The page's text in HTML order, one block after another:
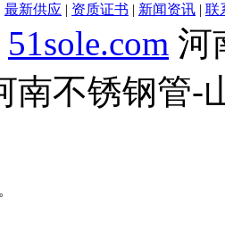
最新供应 | 资质证书 | 新闻资讯 | 联
51sole.com 河
南不锈钢管-